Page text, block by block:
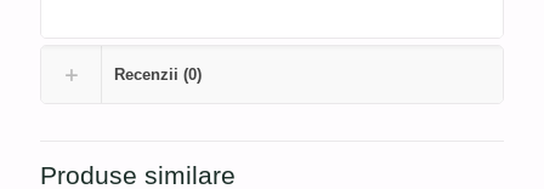
Recenzii (0)
Produse similare